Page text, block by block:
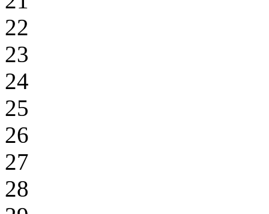
22
23
24
25
26
27
28